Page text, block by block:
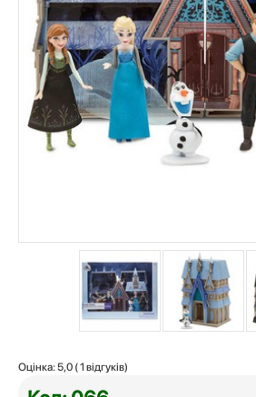
Оцінка: 5,0 (1 відгуків)